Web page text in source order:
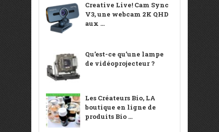
Creative Live! Cam Sync
V3, une webcam 2K QHD
aux ...
Qu’est-ce qu’une lampe
de vidéoprojecteur ?
Les Créateurs Bio, LA
boutique en ligne de
produits Bio ...